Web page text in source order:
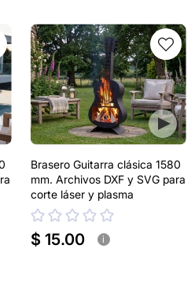
Brasero Guitarra clásica 1580
mm. Archivos DXF y SVG para
corte láser y plasma
$ 15.00 i